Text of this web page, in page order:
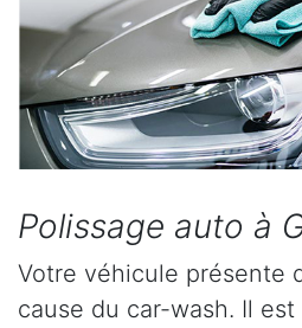
Polissage auto à
Votre véhicule présente
cause du car-wash. Il